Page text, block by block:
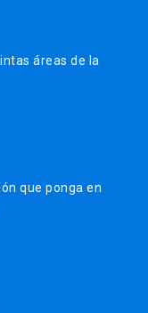
áreas de la
que ponga en